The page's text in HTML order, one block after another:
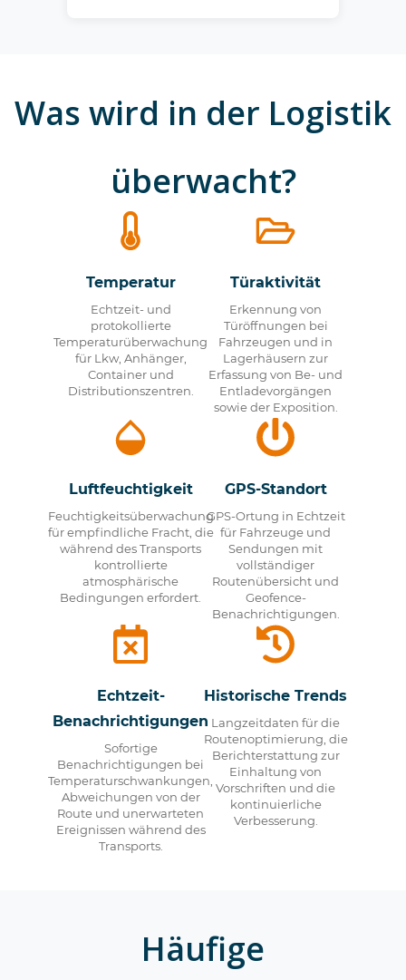
Was wird in der Logistik
überwacht?
Temperatur
Echtzeit- und
protokollierte
Temperaturüberwachung
für Lkw, Anhänger,
Container und
Distributionszentren.
Türaktivität
Erkennung von
Türöffnungen bei
Fahrzeugen und in
Lagerhäusern zur
Erfassung von Be- und
Entladevorgängen
sowie der Exposition.
Luftfeuchtigkeit
Feuchtigkeitsüberwachung
für empfindliche Fracht, die
während des Transports
kontrollierte
atmosphärische
Bedingungen erfordert.
GPS-Standort
GPS-Ortung in Echtzeit
für Fahrzeuge und
Sendungen mit
vollständiger
Routenübersicht und
Geofence-
Benachrichtigungen.
Echtzeit-
Benachrichtigungen
Sofortige
Benachrichtigungen bei
Temperaturschwankungen,
Abweichungen von der
Route und unerwarteten
Ereignissen während des
Transports.
Historische Trends
Langzeitdaten für die
Routenoptimierung, die
Berichterstattung zur
Einhaltung von
Vorschriften und die
kontinuierliche
Verbesserung.
Häufige